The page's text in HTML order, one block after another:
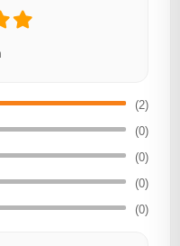
(2)
(0)
(0)
(0)
(0)